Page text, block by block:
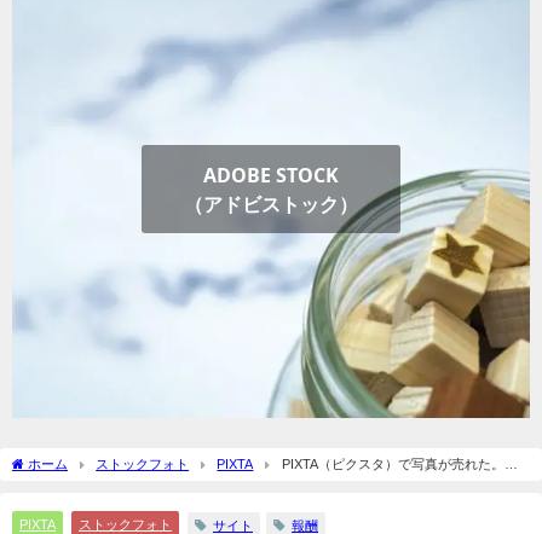
ADOBE STOCK
（アドビストック）
ホーム ストックフォト PIXTA
PIXTA（ピクスタ）で写真が売れた。２
PIXTA ストックフォト サイト 報酬